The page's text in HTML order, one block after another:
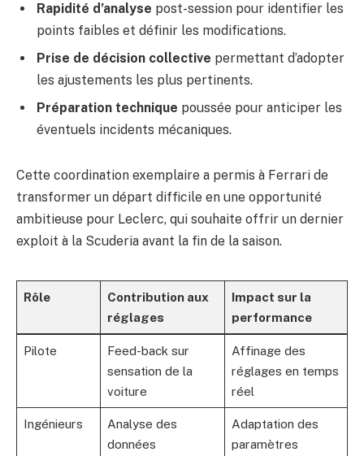
Rapidité d’analyse post-session pour identifier les
points faibles et définir les modifications.
Prise de décision collective permettant d’adopter
les ajustements les plus pertinents.
Préparation technique poussée pour anticiper les
éventuels incidents mécaniques.
Cette coordination exemplaire a permis à Ferrari de
transformer un départ difficile en une opportunité
ambitieuse pour Leclerc, qui souhaite offrir un dernier
exploit à la Scuderia avant la fin de la saison.
Rôle
Contribution aux
réglages
Impact sur la
performance
Pilote
Feed-back sur
sensation de la
voiture
Affinage des
réglages en temps
réel
Ingénieurs
Analyse des
données
Adaptation des
paramètres